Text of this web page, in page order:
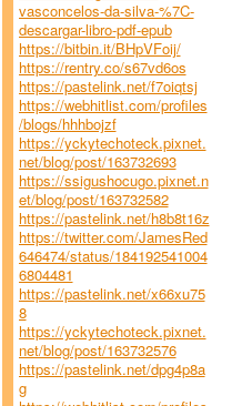
vasconcelos-da-silva-%7C-
descargar-libro-pdf-epub
https://bitbin.it/BHpVFoij/
https://rentry.co/s67vd6os
https://pastelink.net/f7oiqtsj
https://webhitlist.com/profiles
/blogs/hhhbojzf
https://yckytechoteck.pixnet.
net/blog/post/163732693
https://ssigushocugo.pixnet.n
et/blog/post/163732582
https://pastelink.net/h8b8t16z
https://twitter.com/JamesRed
646474/status/184192541004
6804481
https://pastelink.net/x66xu75
8
https://yckytechoteck.pixnet.
net/blog/post/163732576
https://pastelink.net/dpg4p8a
g